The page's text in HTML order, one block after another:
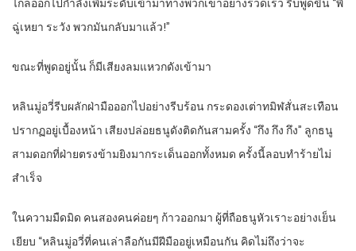
ไกลออกไปกำลังเพิ่มระดับเข้ามาทางพวกเขาอย่างรวดเร็ว รีบพูดขึ้น “พี่
ฉู่เหยา ระวัง พวกมันกลับมาแล้ว!”
ขณะที่พูดอยู่นั้น ก็มีเสียงลมแหวกดังเข้ามา
หลินมู่อวี่รีบผลักฝ่ามือออกไปอย่างรีบร้อน กระดองเต่าทมิฬสั่นสะเทือน
ปรากฏอยู่เบื้องหน้า เสียงปล่อยธนูดังติดกันสามครั้ง “กึง กึง กึง” ลูกธนู
สามดอกที่ฝ่ายตรงข้ามยิงมากระเด็นออกทั้งหมด ครั้งนี้ลอบทำร้ายไม่
สำเร็จ
ในความมืดมิด คนสองคนค่อยๆ ก้าวออกมา ผู้ที่ถือธนูหัวเราะอย่างเย็น
เยียบ “หลินมู่อวี่ที่คนเล่าลือกันมีฝีมืออยู่เหมือนกัน คิดไม่ถึงว่าจะ